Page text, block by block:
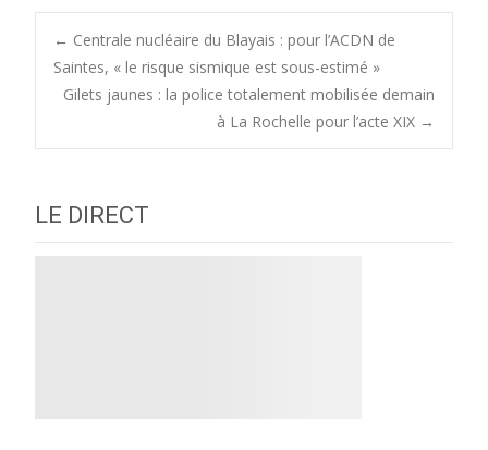
Post
navigation
← Centrale nucléaire du Blayais : pour l’ACDN de
Saintes, « le risque sismique est sous-estimé »
Gilets jaunes : la police totalement mobilisée demain
à La Rochelle pour l’acte XIX →
LE DIRECT